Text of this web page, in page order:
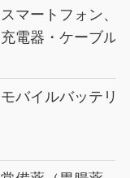
スマートフォン、
充電器・ケーブル
モバイルバッテリ